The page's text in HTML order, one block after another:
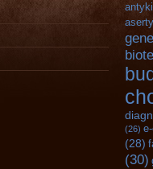
antyki
(26)
(28)
(30)